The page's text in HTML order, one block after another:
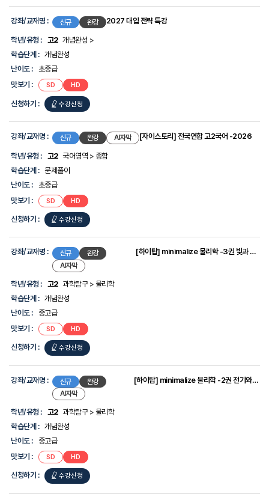
를
제
합
다.
-
강좌/교재명 : 신규 완강 2027 대입 전략 특강
학년/유형 : 고2 개념완성 >
학습단계 : 개념완성
난이도 :
초중급
맛보기 :
2027
대입
전략
특강
SD 2027
대입
전략
특강
HD
신청하기 :
2027
전략
수강신청
강좌/교재명 : 신규 완강 AI자막 [자이스토리] 전국연합 고2국어 -2026
학년/유형 : 고2 국어영역 > 종합
학습단계 : 문제풀이
난이도 :
초중급
맛보기 :
[자이스토리]
전국연합
고2국어
-2026
SD [자이스토리]
전국연합
고2국어
-2026
HD
신청하기 :
[자이스토리]
고2국어
-2026
수강신청
강좌/교재명 : 신규
완강
AI자막
[하이탑] minimalize 물리학 -3권 빛과 물질
학년/유형 : 고2 과학탐구 > 물리학
학습단계 : 개념완성
난이도 :
중고급
맛보기 :
[하이탑]
minimalize
물리학
-3권
빛과
SD [하이탑]
minimalize
물리학
-3권
빛과
HD
신청하기 :
[하이탑]
물리학
-3권
빛과
물질
수강신청
강좌/교재명 : 신규
완강
AI자막
[하이탑] minimalize 물리학 -2권 전기와 자기
학년/유형 : 고2 과학탐구 > 물리학
학습단계 : 개념완성
난이도 :
중고급
맛보기 :
[하이탑]
minimalize
물리학
-2권
전기와
SD [하이탑]
minimalize
물리학
-2권
전기와
HD
신청하기 :
[하이탑]
수강신청